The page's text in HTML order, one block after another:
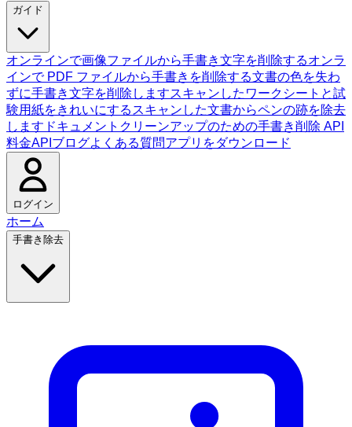
ガイド
オンラインで画像ファイルから手書き文字を削除するオンラ
インで PDF ファイルから手書きを削除する文書の色を失わ
ずに手書き文字を削除しますスキャンしたワークシートと試
験用紙をきれいにする スキャンした文書からペンの跡を除去
します ドキュメントクリーンアップのための手書き削除 API
料金API ブログよくある質問アプリをダウンロード
ログイン
ホーム
手書き除去